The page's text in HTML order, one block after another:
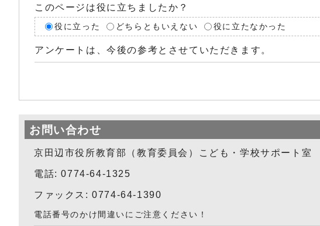
このページは役に立ちましたか？
役に立った どちらともいえない 役に立たなかった
アンケートは、今後の参考とさせていただきます。
お問い合わせ
京田辺市役所教育部（教育委員会）こども・学校サポート室
電話: 0774-64-1325
ファックス: 0774-64-1390
電話番号のかけ間違いにご注意ください！